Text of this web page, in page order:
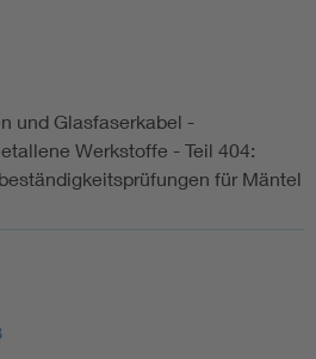
und Glasfaserkabel -
Werkstoffe - Teil 404:
für Mäntel